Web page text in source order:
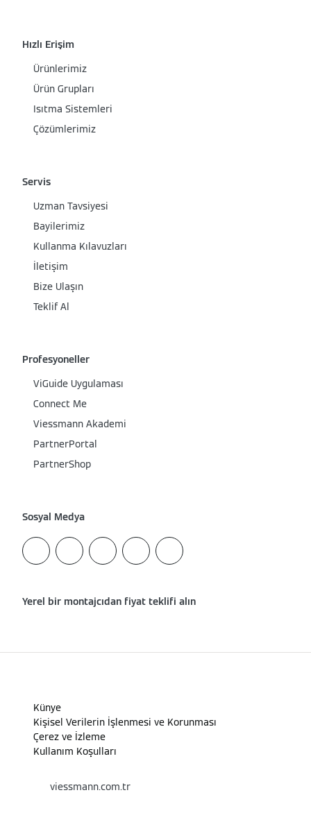
Hızlı Erişim
Ürünlerimiz
Ürün Grupları
Isıtma Sistemleri
Çözümlerimiz
Servis
Uzman Tavsiyesi
Bayilerimiz
Kullanma Kılavuzları
İletişim
Bize Ulaşın
Teklif Al
Profesyoneller
ViGuide Uygulaması
Connect Me
Viessmann Akademi
PartnerPortal
PartnerShop
Sosyal Medya
Yerel bir montajcıdan fiyat teklifi alın
Künye
Kişisel Verilerin İşlenmesi ve Korunması
Çerez ve İzleme
Kullanım Koşulları
viessmann.com.tr